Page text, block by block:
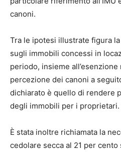
canoni.
Tra le ipotesi illustrate figura
sugli immobili concessi in
periodo, insieme
percezione dei canoni a
dichiarato è quello di rendere
degli immobili per i proprietari.
È stata inoltre richiamata la
cedolare secca al 21 per